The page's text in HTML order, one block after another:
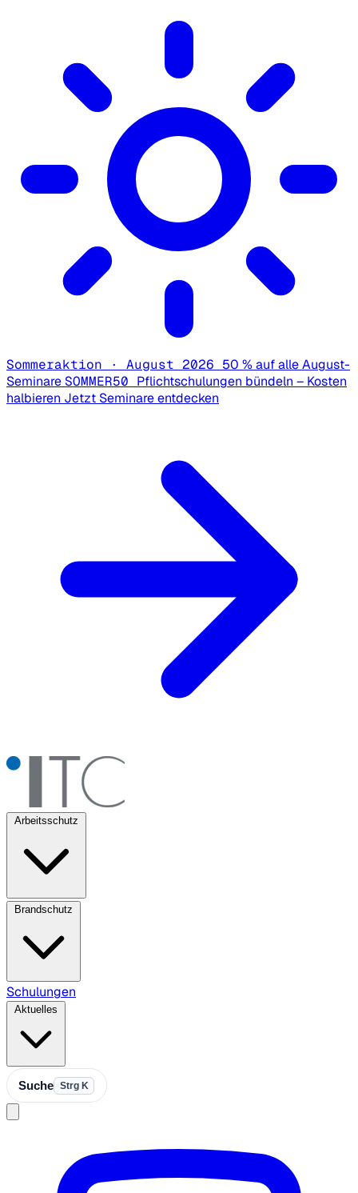
Sommeraktion · August 2026 50 % auf alle August-
SeminareSOMMER50 Pflichtschulungen bündeln – Kosten
halbieren Jetzt Seminare entdecken
Arbeitsschutz
Brandschutz
Schulungen
Aktuelles
Suche Strg K